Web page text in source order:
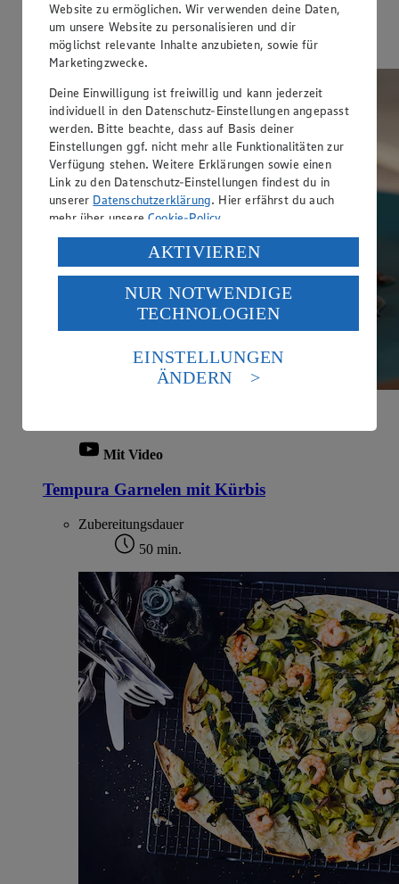
Zubereitungsdauer
30 min.
Mit Video
Tempura Garnelen mit Kürbis
Zubereitungsdauer
50 min.
Website zu ermöglichen. Wir verwenden deine Daten,
um unsere Website zu personalisieren und dir
möglichst relevante Inhalte anzubieten, sowie für
Marketingzwecke.
Deine Einwilligung ist freiwillig und kann jederzeit
individuell in den Datenschutz-Einstellungen angepasst
werden. Bitte beachte, dass auf Basis deiner
Einstellungen ggf. nicht mehr alle Funktionalitäten zur
Verfügung stehen. Weitere Erklärungen sowie einen
Link zu den Datenschutz-Einstellungen findest du in
unserer Datenschutzerklärung. Hier erfährst du auch
mehr über unsereCookie-Policy.
Verarbeitung deiner personenbezogenen Daten in den
USA durch Facebook und YouTube:
Wenn du auf „Aktivieren“ klickst, willigst du im Sinne
des Art. 49 Abs. 1 Satz 1 lit. a) DSGVO ein, dass deine
Daten in den USA verarbeitet werden. Der EuGH sieht
die USA als Land mit einem nach europäischen
Standards nicht angemessenen Datenschutzniveau an.
Es besteht das Risiko eines Zugriffs durch US-
Informationen zum Herausgeber der Seite findest du
Impressum
AKTIVIEREN
NUR NOTWENDIGE
TECHNOLOGIEN
EINSTELLUNGEN
ÄNDERN